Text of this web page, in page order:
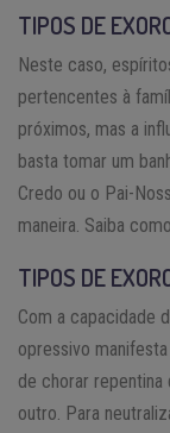
TIPOS DE
Neste caso,
pertencentes à
próximos, mas a
basta tomar um
Credo ou o Pai-
maneira. Saiba
TIPOS DE
Com a capacidade
opressivo
de chorar
outro. Para